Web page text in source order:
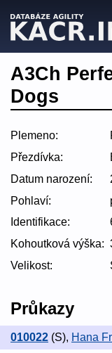
A3Ch
Dogs
Plemeno:
Přezdívka:
Datum narození:
Pohlaví:
Identifikace:
Kohoutková výška:
Velikost:
Průkazy
010022 (S), Hana